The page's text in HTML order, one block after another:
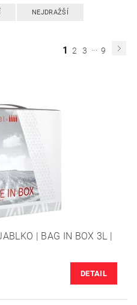
NEJDRAŽŠÍ
1 2 3 ... 9
| BAG IN BOX 3L |
DETAIL